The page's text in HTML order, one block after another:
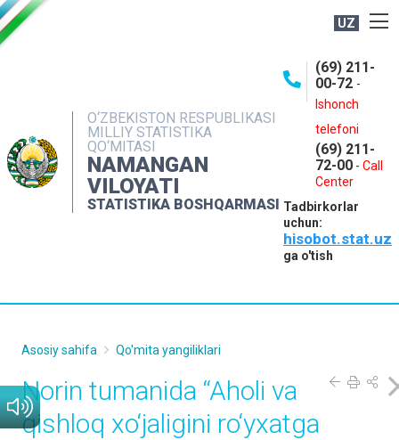
UZ
O‘ZBEKISTON RESPUBLIKASI
MILLIY STATISTIKA
QO‘MITASI
NAMANGAN
VILOYATI
STATISTIKA BOSHQARMASI
(69) 211-
00-72 -
Ishonch
telefoni
(69) 211-
72-00 - Call
Center
Tadbirkorlar
uchun:
hisobot.stat.uz
ga o'tish
NASHRLAR
INTERAKTIV XIZMATLAR
MATBUOT XIZMATI
MUROJAATLAR
Asosiy sahifa Qo'mita yangiliklari
Norin tumanida “Aholi va
qishloq xo‘jaligini ro‘yxatga